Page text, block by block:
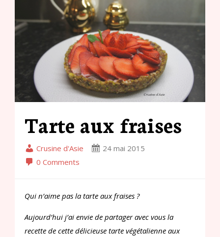
Tarte aux fraises
Crusine d'Asie
24 mai 2015
0 Comments
Qui n’aime pas la tarte aux fraises ?
Aujourd’hui j’ai envie de partager avec vous la
recette de cette délicieuse tarte végétalienne aux